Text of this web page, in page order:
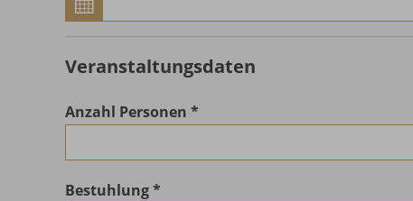
Veranstaltungsdaten
Anzahl Personen
Bestuhlung